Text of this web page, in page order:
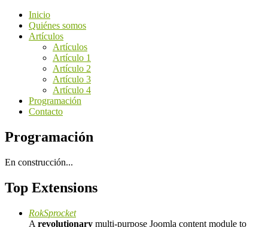
Inicio
Quiénes somos
Artículos
Artículos
Artículo 1
Artículo 2
Artículo 3
Artículo 4
Programación
Contacto
Programación
En construcción...
Top Extensions
RokSprocket
A revolutionary multi-purpose Joomla content module to